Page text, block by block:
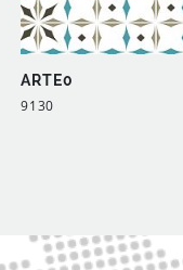
ARTE0
9130